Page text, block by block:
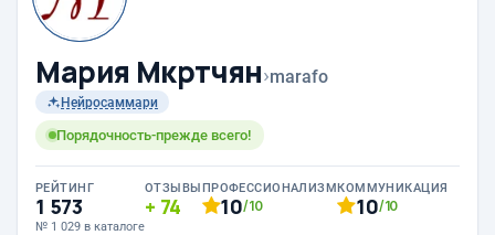
Mария Мкртчян›marafo
Нейросаммари
Порядочность-прежде всего!
РЕЙТИНГ
1 573
№ 1 029 в каталоге
ОТЗЫВЫ
74
ПРОФЕССИОНАЛИЗМ
10/10
КОММУНИКАЦИЯ
10/10